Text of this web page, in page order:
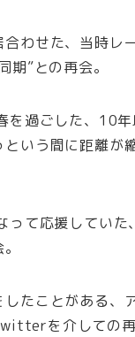
わせた、当時レ
期”との再会。
を過ごした、10
いう間に距離が
って応援していた
たことがある、
を介しての再